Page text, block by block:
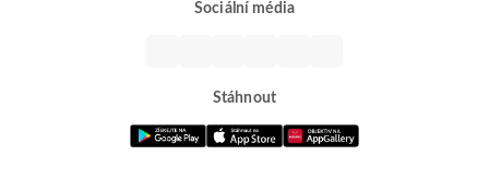
Sociální média
Stáhnout